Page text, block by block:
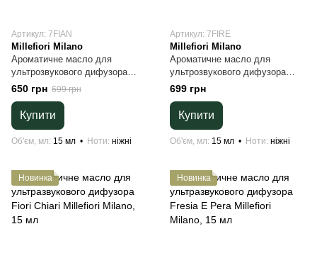
Артикул: 7FIAN
Millefiori Milano
Ароматичне масло для
ультрозвукового дифузора
Ambra Minerale Millefiori Milano
650 грн 699 грн
Купити
Об'єм, мл 15 мл Ноти ніжні
Артикул: 7FIRE
Millefiori Milano
Ароматичне масло для
ультрозвукового дифузора
Rose Espresso Millefiori Milano
699 грн
Купити
Об'єм, мл 15 мл Ноти ніжні
Новинка Новинка